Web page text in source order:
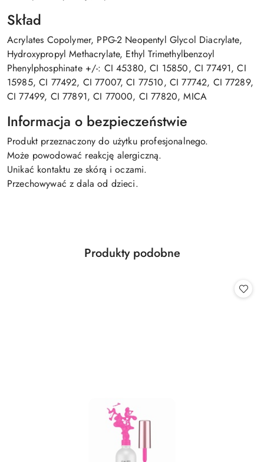
Skład
Acrylates Copolymer, PPG-2 Neopentyl Glycol Diacrylate,
Hydroxypropyl Methacrylate, Ethyl Trimethylbenzoyl
Phenylphosphinate +/-: CI 45380, CI 15850, CI 77491, CI
15985, CI 77492, CI 77007, CI 77510, CI 77742, CI 77289,
CI 77499, CI 77891, CI 77000, CI 77820, MICA
Informacja o bezpieczeństwie
Produkt przeznaczony do użytku profesjonalnego.
Może powodować reakcję alergiczną.
Unikać kontaktu ze skórą i oczami.
Przechowywać z dala od dzieci.
Pomiń karuzelę produktów
Produkty
Produkty podobne